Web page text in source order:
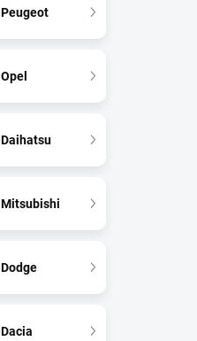
Peugeot
Opel
Daihatsu
Mitsubishi
Dodge
Dacia